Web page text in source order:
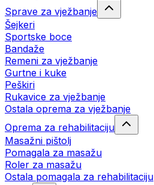
Sprave za vježbanje
Šejkeri
Sportske boce
Bandaže
Remeni za vježbanje
Gurtne i kuke
Peškiri
Rukavice za vježbanje
Ostala oprema za vježbanje
Oprema za rehabilitaciju
Masažni pištolj
Pomagala za masažu
Roler za masažu
Ostala pomagala za rehabilitaciju